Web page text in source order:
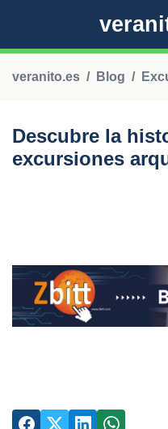
veranito.es Blog
Descubre la
excursiones